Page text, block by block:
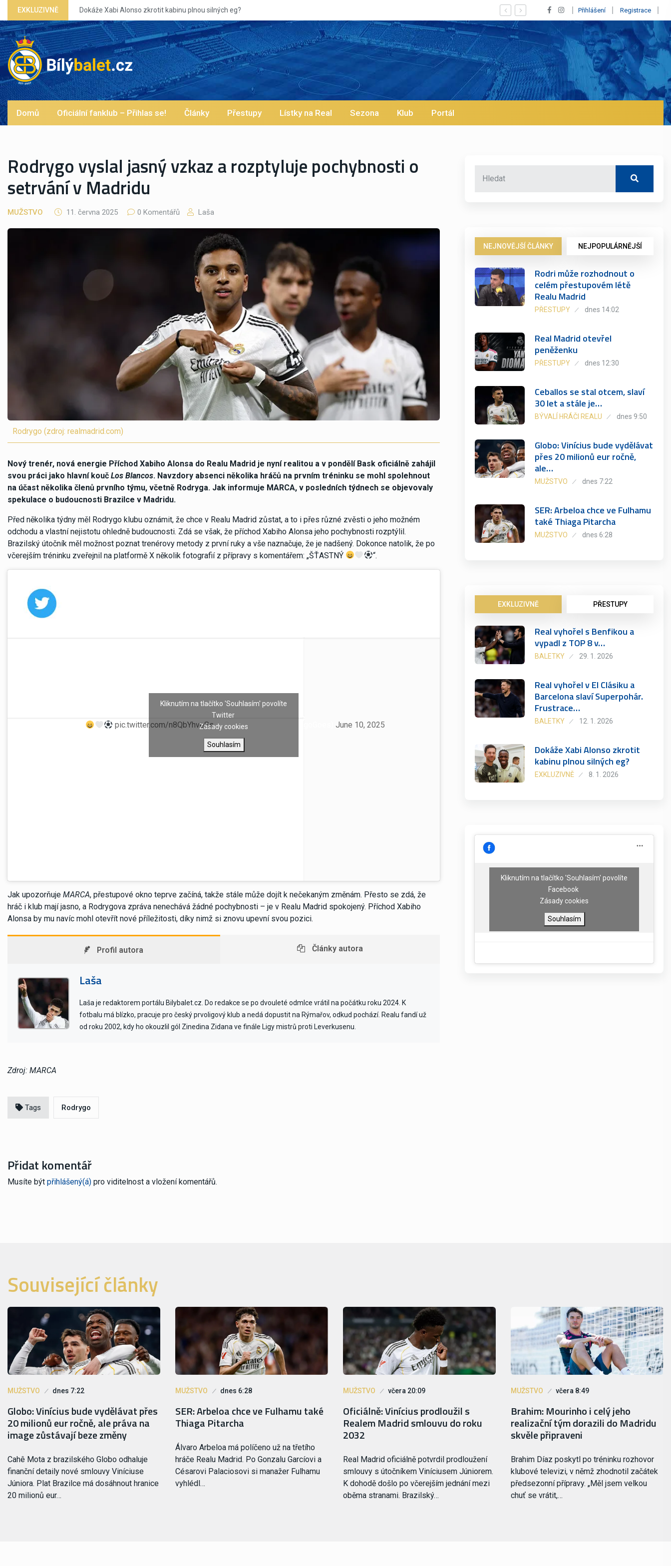
EXKLUZIVNĚ
zkrotit kabinu plnou silných eg? Vypískaný Vinícius! Blíží se jeho odchod z Realu a pustí se klub na trh už v lednu? |
Přihlášení Registrace
Domů Oficiální fanklub – Přihlas se! Články Přestupy Lístky na Real Sezona Klub Portál
Rodrygo vyslal jasný vzkaz a rozptyluje pochybnosti o
setrvání v Madridu
MUŽSTVO 11. června 2025 0 Komentářů Laša
Rodrygo (zdroj: realmadrid.com)
Nový trenér, nová energie Příchod Xabiho Alonsa do Realu Madrid je nyní realitou a v pondělí Bask oficiálně zahájil
svou práci jako hlavní kouč Los Blancos. Navzdory absenci několika hráčů na prvním tréninku se mohl spolehnout
na účast několika členů prvního týmu, včetně Rodryga. Jak informuje MARCA, v posledních týdnech se objevovaly
spekulace o budoucnosti Brazilce v Madridu.
Před několika týdny měl Rodrygo klubu oznámit, že chce v Realu Madrid zůstat, a to i přes různé zvěsti o jeho možném
odchodu a vlastní nejistotu ohledně budoucnosti. Zdá se však, že příchod Xabiho Alonsa jeho pochybnosti rozptýlil.
Brazilský útočník měl možnost poznat trenérovy metody z první ruky a vše naznačuje, že je nadšený. Dokonce natolik, že po
včerejším tréninku zveřejnil na platformě X několik fotografií z přípravy s komentářem: „ŠŤASTNÝ
“.
pic.twitter.com/n8QbYhveSs— Rodrygo Goes (@RodrygoGoes) June 10, 2025
Kliknutím na tlačítko 'Souhlasím' povolíte
Twitter
Zásady cookies
Souhlasím
Jak upozorňuje MARCA, přestupové okno teprve začíná, takže stále může dojít k nečekaným změnám. Přesto se zdá, že
hráč i klub mají jasno, a Rodrygova zpráva nenechává žádné pochybnosti – je v Realu Madrid spokojený. Příchod Xabiho
Alonsa by mu navíc mohl otevřít nové příležitosti, díky nimž si znovu upevní svou pozici.
Profil autora Články autora
Laša
Laša je redaktorem portálu Bilybalet.cz. Do redakce se po dvouleté odmlce vrátil na počátku roku 2024. K
fotbalu má blízko, pracuje pro český prvoligový klub a nedá dopustit na Rýmařov, odkud pochází. Realu fandí už
od roku 2002, kdy ho okouzlil gól Zinedina Zidana ve finále Ligy mistrů proti Leverkusenu.
Zdroj: MARCA
Tags Rodrygo
Přidat komentář
Musíte být přihlášený(á) pro viditelnost a vložení komentářů.
NEJNOVĚJŠÍ ČLÁNKY NEJPOPULÁRNĚJŠÍ
Rodri může rozhodnout o
celém přestupovém létě
Realu Madrid
PŘESTUPY dnes 14:02
Real Madrid otevřel
peněženku
PŘESTUPY dnes 12:30
Ceballos se stal otcem, slaví
30 let a stále je…
BÝVALÍ HRÁČI REALU dnes 9:50
Globo: Vinícius bude vydělávat
přes 20 milionů eur ročně,
ale…
MUŽSTVO dnes 7:22
SER: Arbeloa chce ve Fulhamu
také Thiaga Pitarcha
MUŽSTVO dnes 6:28
EXKLUZIVNĚ PŘESTUPY
Real vyhořel s Benfikou a
vypadl z TOP 8 v…
BALETKY 29. 1. 2026
Real vyhořel v El Clásiku a
Barcelona slaví Superpohár.
Frustrace…
BALETKY 12. 1. 2026
Dokáže Xabi Alonso zkrotit
kabinu plnou silných eg?
EXKLUZIVNĚ 8. 1. 2026
Kliknutím na tlačítko 'Souhlasím' povolíte
Facebook
Zásady cookies
Souhlasím
Související články
MUŽSTVO dnes 7:22
Globo: Vinícius bude vydělávat přes
20 milionů eur ročně, ale práva na
image zůstávají beze změny
Cahê Mota z brazilského Globo odhaluje
finanční detaily nové smlouvy Viníciuse
Júniora. Plat Brazilce má dosáhnout hranice
20 milionů eur…
MUŽSTVO dnes 6:28
SER: Arbeloa chce ve Fulhamu také
Thiaga Pitarcha
Álvaro Arbeloa má políčeno už na třetího
hráče Realu Madrid. Po Gonzalu Garcíovi a
Césarovi Palaciosovi si manažer Fulhamu
vyhlédl…
MUŽSTVO včera 20:09
Oficiálně: Vinícius prodloužil s
Realem Madrid smlouvu do roku
2032
Real Madrid oficiálně potvrdil prodloužení
smlouvy s útočníkem Viníciusem Júniorem.
K dohodě došlo po včerejším jednání mezi
oběma stranami. Brazilský…
MUŽSTVO včera 8:49
Brahim: Mourinho i celý jeho
realizační tým dorazili do Madridu
skvěle připraveni
Brahim Díaz poskytl po tréninku rozhovor
klubové televizi, v němž zhodnotil začátek
předsezonní přípravy. „Měl jsem velkou
chuť se vrátit,…